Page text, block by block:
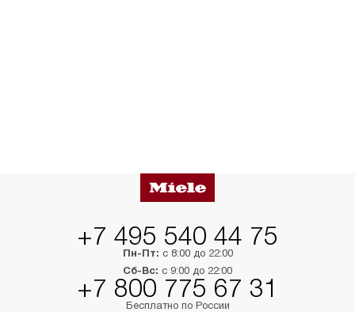
+7 495 540 44 75
Пн-Пт: с 8:00 до 22:00
Сб-Вс: с 9:00 до 22:00
+7 800 775 67 31
Бесплатно по России